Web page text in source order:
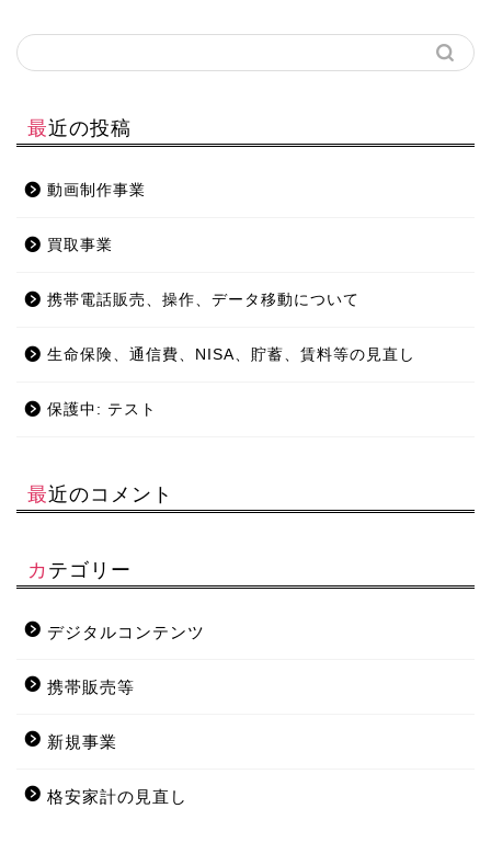
最近の投稿
動画制作事業
買取事業
携帯電話販売、操作、データ移動について
生命保険、通信費、NISA、貯蓄、賃料等の見直し
保護中: テスト
最近のコメント
カテゴリー
デジタルコンテンツ
携帯販売等
新規事業
格安家計の見直し